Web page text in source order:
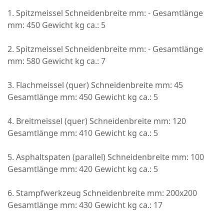
1. Spitzmeissel Schneidenbreite mm: - Gesamtlänge
mm: 450 Gewicht kg ca.: 5
2. Spitzmeissel Schneidenbreite mm: - Gesamtlänge
mm: 580 Gewicht kg ca.: 7
3. Flachmeissel (quer) Schneidenbreite mm: 45
Gesamtlänge mm: 450 Gewicht kg ca.: 5
4. Breitmeissel (quer) Schneidenbreite mm: 120
Gesamtlänge mm: 410 Gewicht kg ca.: 5
5. Asphaltspaten (parallel) Schneidenbreite mm: 100
Gesamtlänge mm: 420 Gewicht kg ca.: 5
6. Stampfwerkzeug Schneidenbreite mm: 200x200
Gesamtlänge mm: 430 Gewicht kg ca.: 17